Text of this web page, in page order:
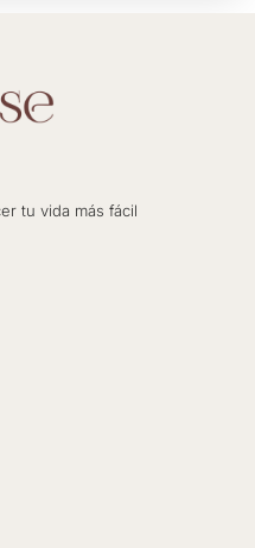
tu vida más fácil